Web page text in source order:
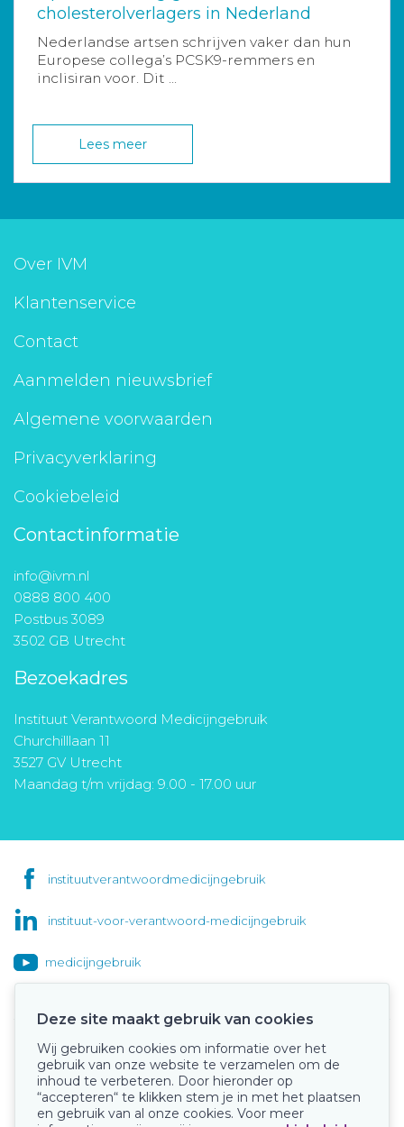
cholesterolverlagers in Nederland
Nederlandse artsen schrijven vaker dan hun
Europese collega’s PCSK9-remmers en
inclisiran voor. Dit ...
Lees meer
Over IVM
Klantenservice
Contact
Aanmelden nieuwsbrief
Algemene voorwaarden
Privacyverklaring
Cookiebeleid
Contactinformatie
info@ivm.nl
0888 800 400
Postbus 3089
3502 GB Utrecht
Bezoekadres
Instituut Verantwoord Medicijngebruik
Churchilllaan 11
3527 GV Utrecht
Maandag t/m vrijdag: 9.00 - 17.00 uur
instituutverantwoordmedicijngebruik
instituut-voor-verantwoord-medicijngebruik
medicijngebruik
Onze keurmerken
Deze site maakt gebruik van cookies
Wij gebruiken cookies om informatie over het
gebruik van onze website te verzamelen om de
inhoud te verbeteren. Door hieronder op
“accepteren“ te klikken stem je in met het plaatsen
en gebruik van al onze cookies. Voor meer